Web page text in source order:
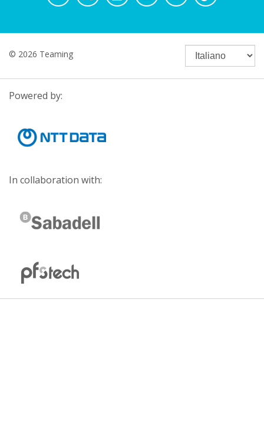
© 2026 Teaming
Powered by:
In collaboration with: